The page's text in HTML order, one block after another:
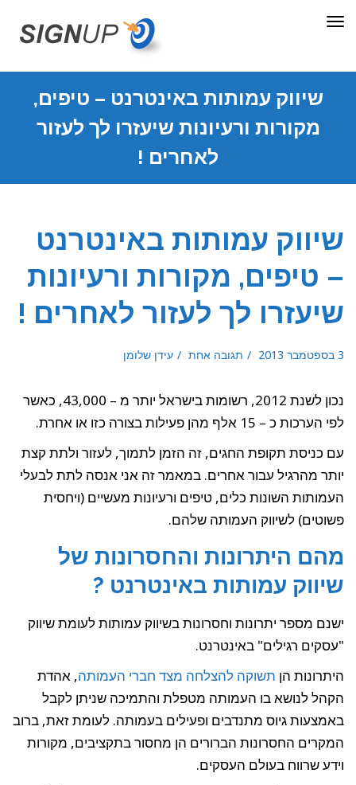
תפריט
שיווק עמותות באינטרנט – טיפים,
מקורות ורעיונות שיעזרו לך לעזור
לאחרים !
שיווק עמותות באינטרנט
– טיפים, מקורות ורעיונות
שיעזרו לך לעזור לאחרים !
3 בספטמבר 2013 תגובה אחת עידן שלומן
נכון לשנת 2012, רשומות בישראל יותר מ – 43,000, כאשר
לפי הערכות כ – 15 אלף מהן פעילות בצורה כזו או אחרת.
עם כניסת תקופת החגים, זה הזמן לתמוך, לעזור ולתת קצת
יותר מהרגיל עבור אחרים. במאמר זה אני אנסה לתת לבעלי
העמותות השונות כלים, טיפים ורעיונות מעשיים (ויחסית
פשוטים) לשיווק העמותה שלהם.
מהם היתרונות והחסרונות של
שיווק עמותות באינטרנט ?
ישנם מספר יתרונות וחסרונות בשיווק עמותות לעומת שיווק
"עסקים רגילים" באינטרנט.
היתרונות הן תשוקה להצלחה מצד חברי העמותה, אהדת
הקהל לנושא בו העמותה מטפלת והתמיכה שניתן לקבל
באמצעות גיוס מתנדבים ופעילים בעמותה. לעומת זאת, ברוב
המקרים החסרונות הברורים הן מחסור בתקציבים, מקורות
וידע שרווח בעולם העסקים.